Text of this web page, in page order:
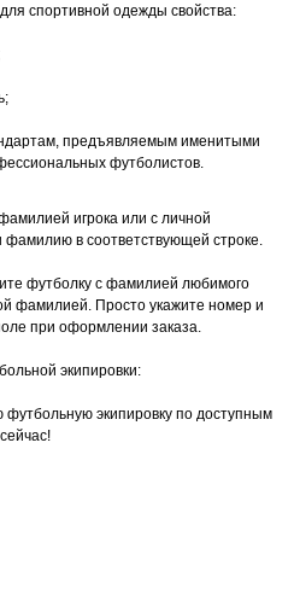
спортивной одежды свойства:
предъявляемым именитыми
футболистов.
игрока или с личной
в соответствующей строке.
футболку с фамилией любимого
фамилией. Просто укажите номер и
при оформлении заказа.
экипировки:
футбольную экипировку по доступным